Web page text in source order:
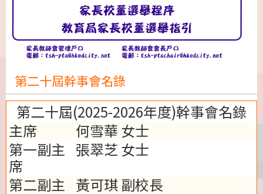
第二十屆幹事會名錄
第二十屆(2025-2026年度)幹事會名錄
主席
何雪華 女士
第一副主
席
張翠芝 女士
第二副主 黃可琪 副校長